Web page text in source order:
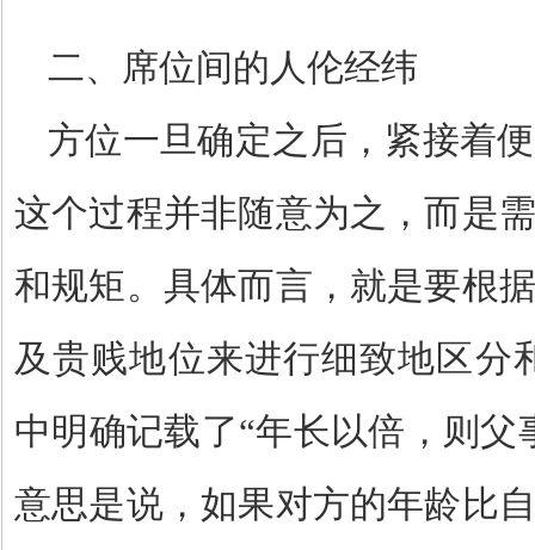
二、席位间的人伦经纬
方位一旦确定之后，紧接着
这个过程并非随意为之，而是
和规矩。具体而言，就是要根
及贵贱地位来进行细致地区分
中明确记载了“年长以倍，则父
意思是说，如果对方的年龄比